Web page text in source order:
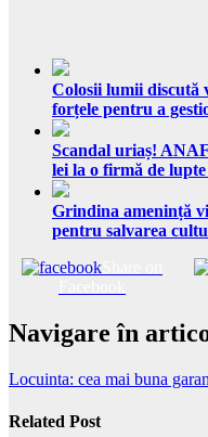
Colosii lumii discută
forțele pentru a
Scandal uriaș!
lei la o firmă de
Grindina amenință
pentru salvarea
Navigare în
Locuinta: cea mai buna
Related Post